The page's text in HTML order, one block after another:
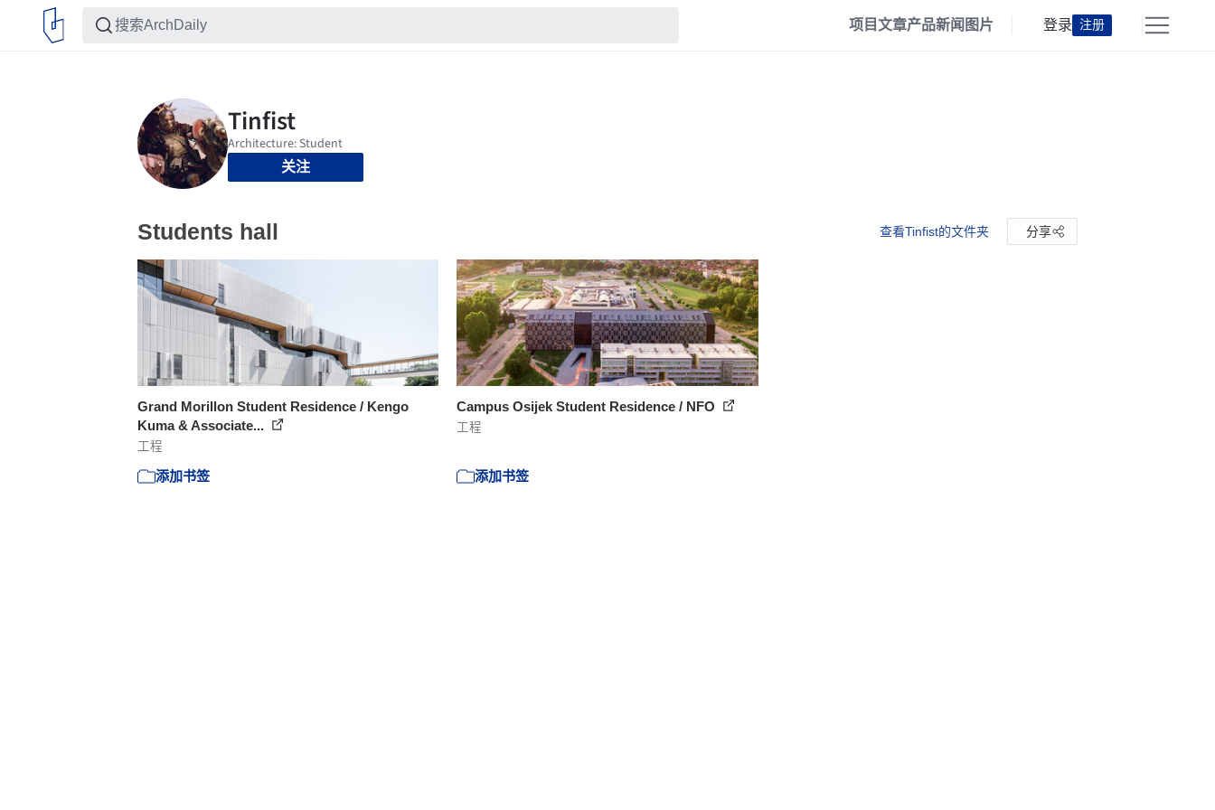
项目文章产品新闻 图片 登录 注册
关注
Students hall 查看Tinfist的文件夹 分享
Grand Morillon Student Residence / Kengo
Kuma & Associate...
工程
添加书签
Campus Osijek Student Residence / NFO
工程
添加书签